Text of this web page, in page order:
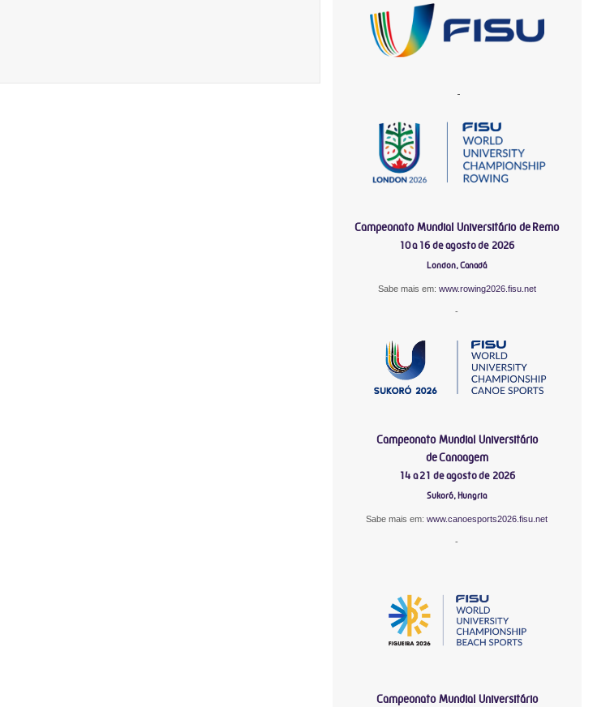
-
Campeonato Mundial Universitário de Remo
10 a 16 de agosto de 2026
London, Canadá
Sabe mais em: www.rowing2026.fisu.net
-
Campeonato Mundial Universitário
de Canoagem
14 a 21 de agosto de 2026
Sukoró, Hungria
Sabe mais em:www.canoesports2026.fisu.net
-
Campeonato Mundial Universitário